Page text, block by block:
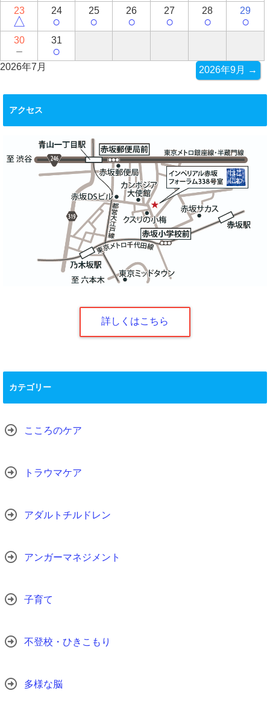
23
△
24
○
25
○
26
○
27
○
28
○
29
○
30
－
31
○
2026年7月 2026年9月 →
アクセス
詳しくはこちら
カテゴリー
こころのケア
トラウマケア
アダルトチルドレン
アンガーマネジメント
子育て
不登校・ひきこもり
多様な脳